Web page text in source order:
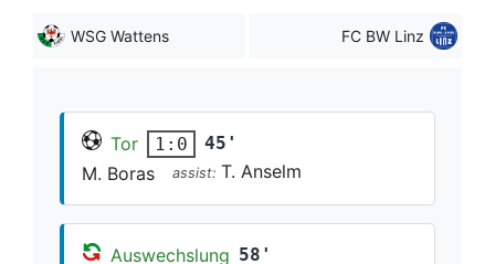
WSG Wattens FC BW Linz
Tor 1:0 45'
M. Boras assist: T. Anselm
Auswechslung 58'